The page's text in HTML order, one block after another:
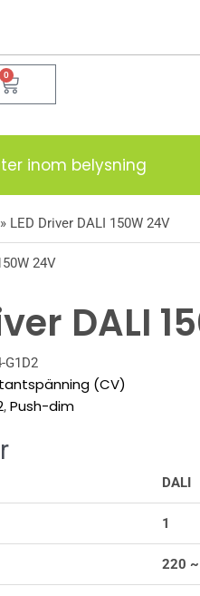
0
inom belysning
LED Driver DALI 150W 24V
24V
DALI
G1D2
(CV)
, Push-dim
DALI
1
220